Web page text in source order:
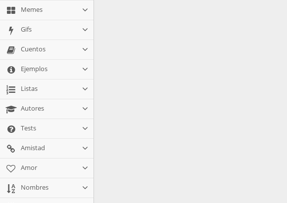
Memes
Gifs
Cuentos
Ejemplos
Listas
Autores
Tests
Amistad
Amor
Nombres